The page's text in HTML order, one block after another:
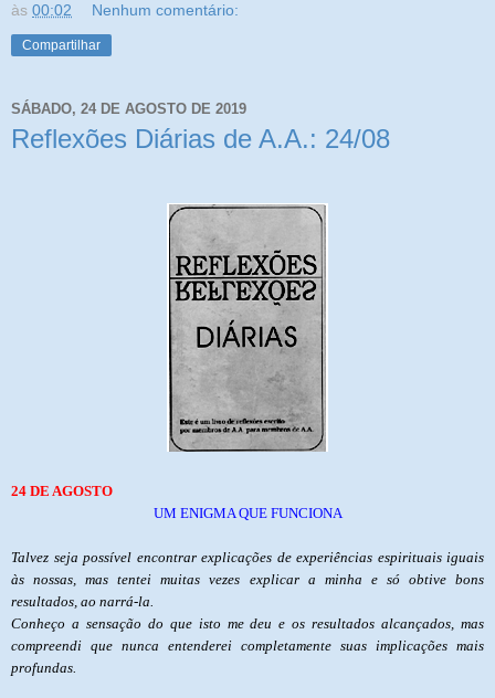
às 00:02 Nenhum comentário:
Compartilhar
SÁBADO, 24 DE AGOSTO DE 2019
Reflexões Diárias de A.A.: 24/08
24 DE AGOSTO
UM ENIGMA QUE FUNCIONA
Talvez seja possível encontrar explicações de experiências espirituais iguais
às nossas, mas tentei muitas vezes explicar a minha e só obtive bons
resultados, ao narrá-la.
Conheço a sensação do que isto me deu e os resultados alcançados, mas
compreendi que nunca entenderei completamente suas implicações mais
profundas.